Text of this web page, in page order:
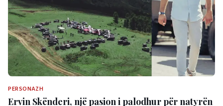
PERSONAZH
Ervin Skënderi, një pasion i palodhur për natyrën